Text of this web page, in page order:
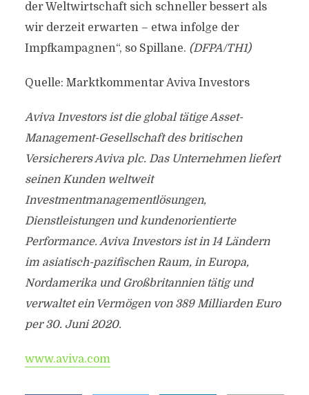
der Weltwirtschaft sich schneller bessert als
wir derzeit erwarten – etwa infolge der
Impfkampagnen“, so Spillane. (DFPA/TH1)
Quelle: Marktkommentar Aviva Investors
Aviva Investors ist die global tätige Asset-
Management-Gesellschaft des britischen
Versicherers Aviva plc. Das Unternehmen liefert
seinen Kunden weltweit
Investmentmanagementlösungen,
Dienstleistungen und kundenorientierte
Performance. Aviva Investors ist in 14 Ländern
im asiatisch-pazifischen Raum, in Europa,
Nordamerika und Großbritannien tätig und
verwaltet ein Vermögen von 389 Milliarden Euro
per 30. Juni 2020.
www.aviva.com